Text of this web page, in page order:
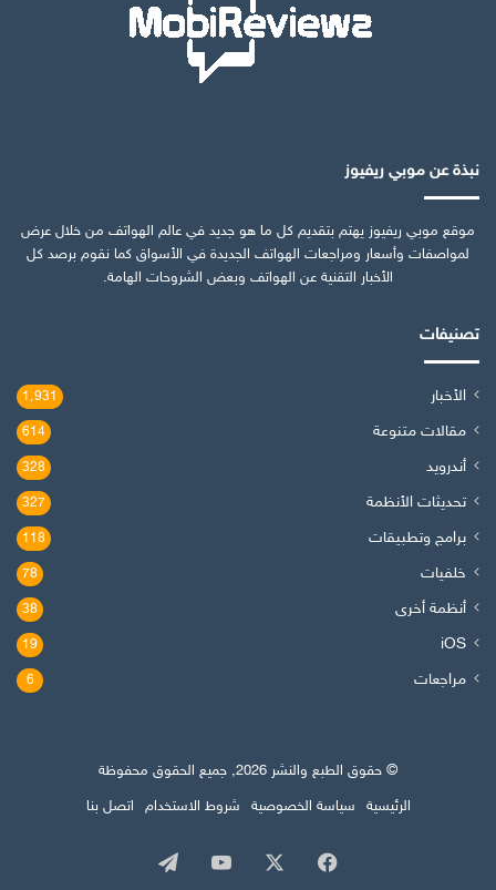
نبذة عن موبي ريفيوز
موقع موبي ريفيوز يهتم بتقديم كل ما هو جديد في عالم الهواتف من خلال عرض
لمواصفات وأسعار ومراجعات الهواتف الجديدة في الأسواق كما نقوم برصد كل
الأخبار التقنية عن الهواتف وبعض الشروحات الهامة.
تصنيفات
الأخبار 1٬931
مقالات متنوعة 614
أندرويد 328
تحديثات الأنظمة 327
برامج وتطبيقات 118
خلفيات 78
أنظمة أخرى 38
iOS
19
مراجعات 6
© حقوق الطبع والنشر 2026, جميع الحقوق محفوظة
الرئيسية
سياسة الخصوصية شروط الاستخدام اتصل بنا
فيسبوك ‫YouTube